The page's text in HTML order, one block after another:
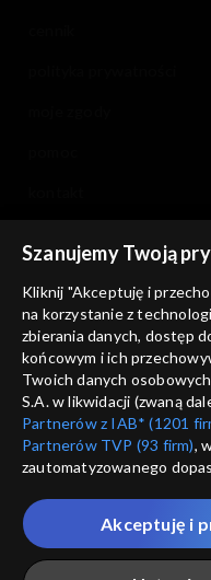
informacje o dostawcy
Szanujemy Twoją
Kliknij "Akceptuję i
na korzystanie z
zbierania danych, dostęp
końcowym i ich
Twoich danych
S.A. w likwidacji (zwaną
Partnerów z IAB* (1201
Partnerów TVP (93 firm),
zautomatyzowanego
które wskazujemy poniżej,
przez nas identyfikatora
Twoje dane osobowe
Akceptuję i